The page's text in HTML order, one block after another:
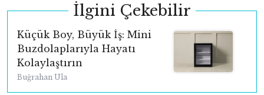
İlgini Çekebilir
Küçük Boy, Büyük İş: Mini
Buzdolaplarıyla Hayatı
Kolaylaştırın
Buğrahan Ula